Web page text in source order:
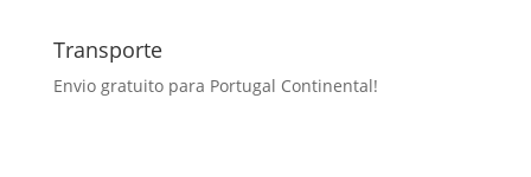
Transporte
Envio gratuito para Portugal Continental!